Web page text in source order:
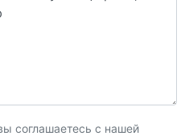
соглашаетесь с нашей